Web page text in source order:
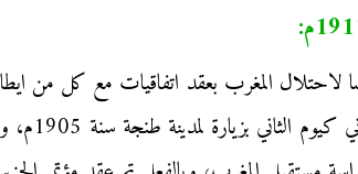
المغرب بعقد اتفاقيات مع كل من ايطاليا
في